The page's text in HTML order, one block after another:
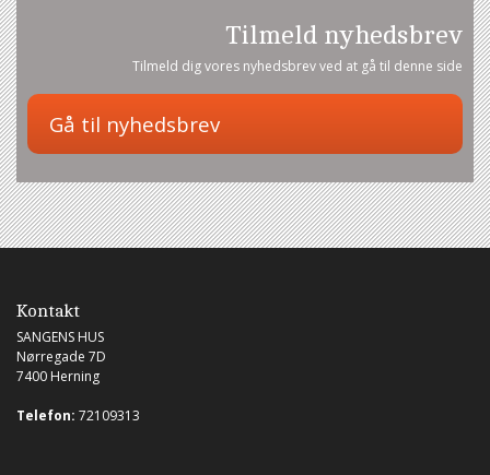
Tilmeld nyhedsbrev
Tilmeld dig vores nyhedsbrev ved at gå til denne side
Kontakt
SANGENS HUS
Nørregade 7D
7400 Herning
Telefon: 72109313